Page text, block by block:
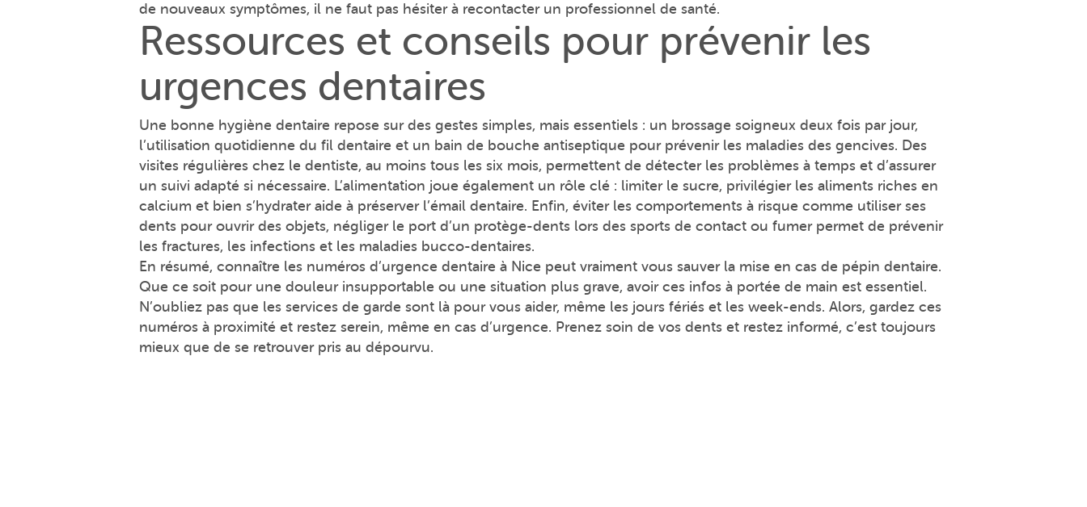
de nouveaux symptômes, il ne faut pas hésiter à recontacter un professionnel de santé.
Ressources et conseils pour prévenir les
urgences dentaires
Une bonne hygiène dentaire repose sur des gestes simples, mais essentiels : un brossage soigneux deux fois par jour,
l’utilisation quotidienne du fil dentaire et un bain de bouche antiseptique pour prévenir les maladies des gencives. Des
visites régulières chez le dentiste, au moins tous les six mois, permettent de détecter les problèmes à temps et d’assurer
un suivi adapté si nécessaire. L’alimentation joue également un rôle clé : limiter le sucre, privilégier les aliments riches en
calcium et bien s’hydrater aide à préserver l’émail dentaire. Enfin, éviter les comportements à risque comme utiliser ses
dents pour ouvrir des objets, négliger le port d’un protège-dents lors des sports de contact ou fumer permet de prévenir
les fractures, les infections et les maladies bucco-dentaires.
En résumé, connaître les numéros d’urgence dentaire à Nice peut vraiment vous sauver la mise en cas de pépin dentaire.
Que ce soit pour une douleur insupportable ou une situation plus grave, avoir ces infos à portée de main est essentiel.
N’oubliez pas que les services de garde sont là pour vous aider, même les jours fériés et les week-ends. Alors, gardez ces
numéros à proximité et restez serein, même en cas d’urgence. Prenez soin de vos dents et restez informé, c’est toujours
mieux que de se retrouver pris au dépourvu.